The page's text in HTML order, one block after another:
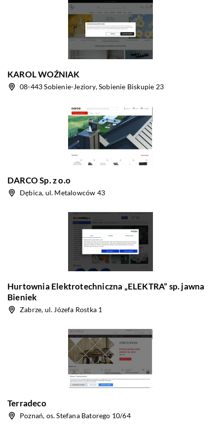
KAROL WOŹNIAK
08-443 Sobienie-Jeziory, Sobienie Biskupie 23
DARCO Sp. z o.o
Dębica, ul. Metalowców 43
Hurtownia Elektrotechniczna „ELEKTRA” sp. jawna
Bieniek
Zabrze, ul. Józefa Rostka 1
Terradeco
Poznań, os. Stefana Batorego 10/64